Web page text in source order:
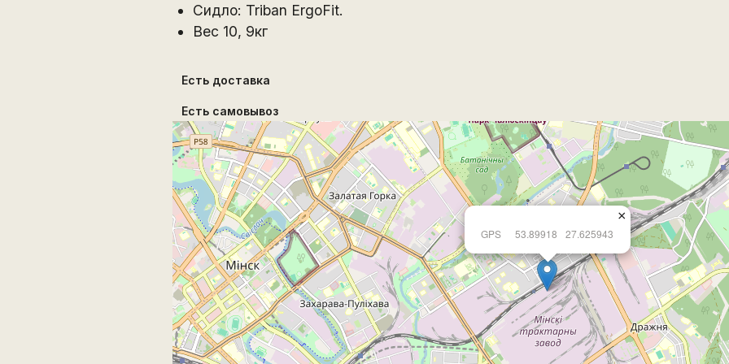
Сидло: Triban ErgoFit.
Вес 10, 9кг
Есть доставка
Есть самовывоз
GPS 53.89918 27.625943
×